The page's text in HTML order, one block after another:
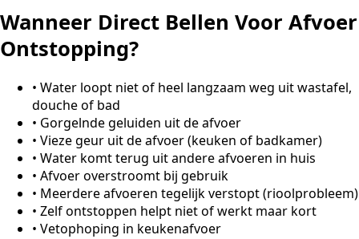
Wanneer Direct Bellen Voor Afvoer
Ontstopping?
• Water loopt niet of heel langzaam weg uit wastafel,
douche of bad
• Gorgelnde geluiden uit de afvoer
• Vieze geur uit de afvoer (keuken of badkamer)
• Water komt terug uit andere afvoeren in huis
• Afvoer overstroomt bij gebruik
• Meerdere afvoeren tegelijk verstopt (rioolprobleem)
• Zelf ontstoppen helpt niet of werkt maar kort
• Vetophoping in keukenafvoer